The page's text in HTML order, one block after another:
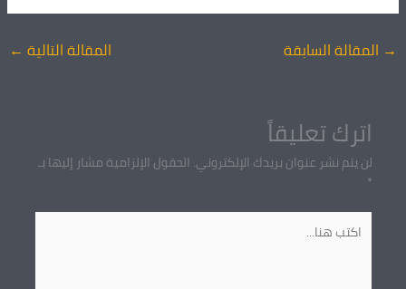
→ المقالة السابقة المقالة التالية ←
اترك تعليقاً
لن يتم نشر عنوان بريدك الإلكتروني. الحقول الإلزامية مشار إليها بـ
*
اكتب
هنا...